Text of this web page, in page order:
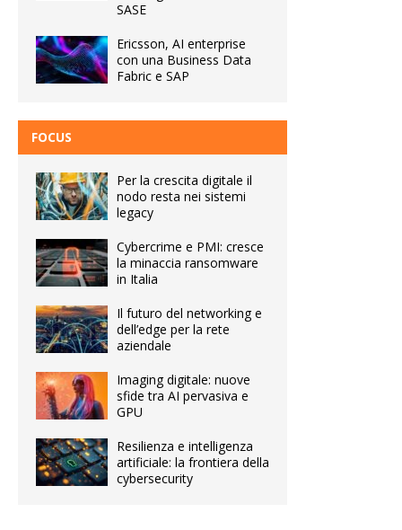
SASE
Ericsson, AI enterprise
con una Business Data
Fabric e SAP
FOCUS
Per la crescita digitale il
nodo resta nei sistemi
legacy
Cybercrime e PMI: cresce
la minaccia ransomware
in Italia
Il futuro del networking e
dell’edge per la rete
aziendale
Imaging digitale: nuove
sfide tra AI pervasiva e
GPU
Resilienza e intelligenza
artificiale: la frontiera della
cybersecurity